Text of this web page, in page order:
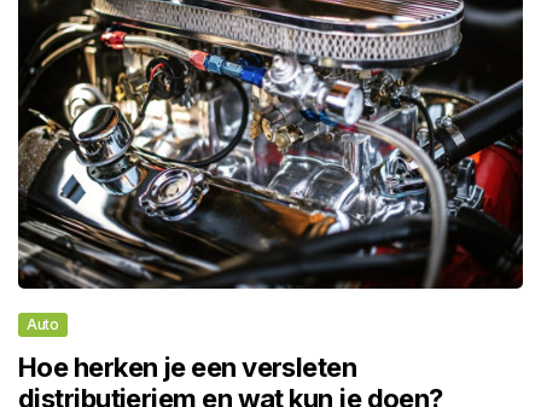
Auto
Hoe herken je een versleten
distributieriem en wat kun je doen?